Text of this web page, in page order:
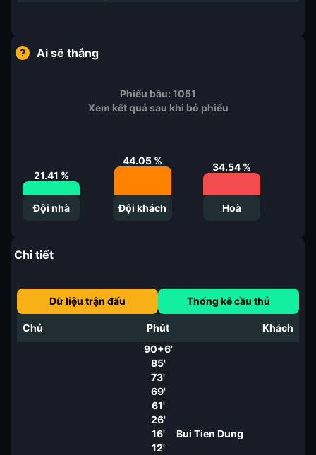
Ai sẽ thắng
Phiếu bầu: 1051
Xem kết quả sau khi bỏ phiếu
21.41 %
Đội nhà
44.05 %
Đội khách
34.54 %
Hoà
Chi tiết
Dữ liệu trận đấu Thống kê cầu thủ
Chủ Phút
Khách
90+6'
85'
73'
69'
61'
26'
16'
Bui Tien Dung
12'